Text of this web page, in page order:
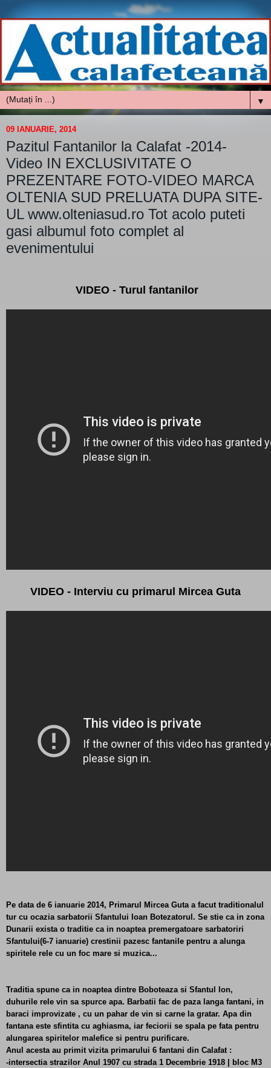
▼
09 IANUARIE, 2014
Pazitul Fantanilor la Calafat -2014-
Video IN EXCLUSIVITATE O
PREZENTARE FOTO-VIDEO MARCA
OLTENIA SUD PRELUATA DUPA SITE-
UL www.olteniasud.ro Tot acolo puteti
gasi albumul foto complet al
evenimentului
VIDEO - Turul fantanilor
VIDEO - Interviu cu primarul Mircea Guta
Pe data de 6 ianuarie 2014, Primarul Mircea Guta a facut traditionalul
tur cu ocazia sarbatorii Sfantului Ioan Botezatorul. Se stie ca in zona
Dunarii exista o traditie ca in noaptea premergatoare sarbatoriri
Sfantului(6-7 ianuarie) crestinii pazesc fantanile pentru a alunga
spiritele rele cu un foc mare si muzica...
Traditia spune ca in noaptea dintre Boboteaza si Sfantul Ion,
duhurile rele vin sa spurce apa. Barbatii fac de paza langa fantani, in
baraci improvizate , cu un pahar de vin si carne la gratar. Apa din
fantana este sfintita cu aghiasma, iar feciorii se spala pe fata pentru
alungarea spiritelor malefice si pentru purificare.
Anul acesta au primit vizita primarului 6 fantani din Calafat :
-intersectia strazilor Anul 1907 cu strada 1 Decembrie 1918 | bloc M3